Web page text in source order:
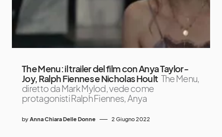
The Menu: il trailer del film con Anya Taylor-
Joy, Ralph Fiennes e Nicholas Hoult The Menu,
diretto da Mark Mylod, vede come
protagonisti Ralph Fiennes, Anya
by Anna Chiara Delle Donne 2 Giugno 2022